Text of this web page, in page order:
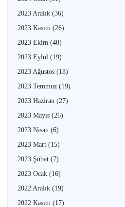
2023 Aralık (36)
2023 Kasım (26)
2023 Ekim (40)
2023 Eylül (19)
2023 Ağustos (18)
2023 Temmuz (19)
2023 Haziran (27)
2023 Mayıs (26)
2023 Nisan (6)
2023 Mart (15)
2023 Şubat (7)
2023 Ocak (16)
2022 Aralık (19)
2022 Kasım (17)